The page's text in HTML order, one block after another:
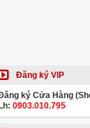
Đăng ký VIP
ký Cửa Hàng
Lh: 0903.010.795